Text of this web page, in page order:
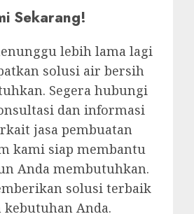
Sekarang!
lebih lama lagi
solusi air bersih
Segera hubungi
dan informasi
jasa pembuatan
kami siap membantu
Anda membutuhkan.
solusi terbaik
kebutuhan Anda.